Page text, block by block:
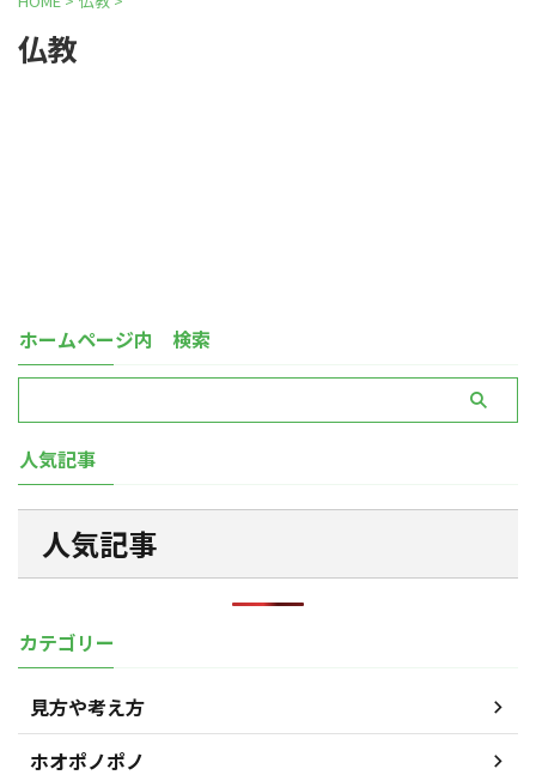
仏教
ホームページ内 検索
人気記事
人気記事
カテゴリー
見方や考え方
ホオポノポノ